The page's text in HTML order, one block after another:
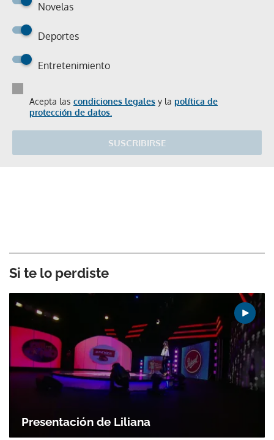
Novelas
Deportes
Entretenimiento
Acepta las condiciones legales y la política de
protección de datos.
SUSCRIBIRSE
Si te lo perdiste
Presentación de Liliana